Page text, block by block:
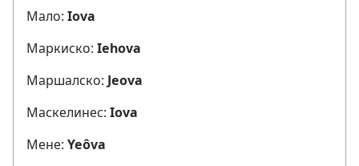
Мало: Iova
Маркиско: Iehova
Маршалско: Jeova
Маскелинес: Iova
Мене: Yeôva